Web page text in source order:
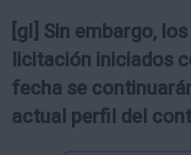
[gl] Sin embargo,
licitación iniciados
fecha se
actual perfil del